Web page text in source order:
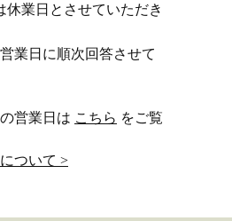
休業日とさせていただき
業日に順次回答させて
営業日は こちら をご覧
ついて >